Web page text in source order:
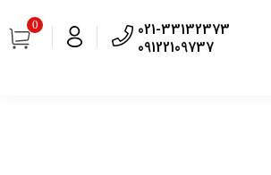
021-33132373
09122109737
0